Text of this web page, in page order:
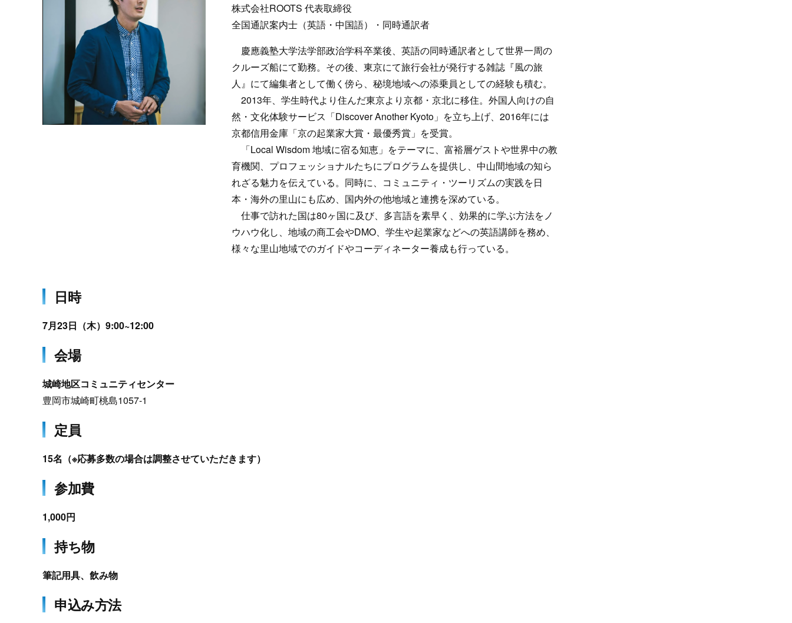
株式会社ROOTS 代表取締役
全国通訳案内士（英語・中国語）・同時通訳者
慶應義塾大学法学部政治学科卒業後、英語の同時通訳者として世界一周の
クルーズ船にて勤務。その後、東京にて旅行会社が発行する雑誌『風の旅
人』にて編集者として働く傍ら、秘境地域への添乗員としての経験も積む。
2013年、学生時代より住んだ東京より京都・京北に移住。外国人向けの自
然・文化体験サービス「Discover Another Kyoto」を立ち上げ、2016年には
京都信用金庫「京の起業家大賞・最優秀賞」を受賞。
「Local Wisdom 地域に宿る知恵」をテーマに、富裕層ゲストや世界中の教
育機関、プロフェッショナルたちにプログラムを提供し、中山間地域の知ら
れざる魅力を伝えている。同時に、コミュニティ・ツーリズムの実践を日
本・海外の里山にも広め、国内外の他地域と連携を深めている。
仕事で訪れた国は80ヶ国に及び、多言語を素早く、効果的に学ぶ方法をノ
ウハウ化し、地域の商工会やDMO、学生や起業家などへの英語講師を務め、
様々な里山地域でのガイドやコーディネーター養成も行っている。
日時
7月23日（木）9:00~12:00
会場
城崎地区コミュニティセンター
豊岡市城崎町桃島1057-1
定員
15名（※応募多数の場合は調整させていただきます）
参加費
1,000円
持ち物
筆記用具、飲み物
申込み方法